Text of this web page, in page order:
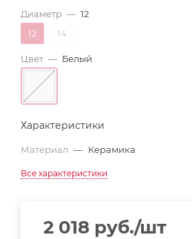
Диаметр — 12
12
14
Цвет — Белый
Характеристики
Материал — Керамика
Все характеристики
2 018 руб./шт